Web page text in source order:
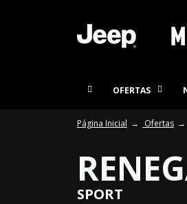
OFERTAS
Página Inicial Ofertas
SPORT